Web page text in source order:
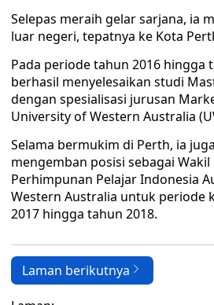
Selepas meraih gelar sarjana, ia
luar negeri, tepatnya ke Kota
Pada periode tahun 2016 hingga
berhasil menyelesaikan studi
dengan spesialisasi jurusan
University of Western Australia
Selama bermukim di Perth, ia
mengemban posisi sebagai Wakil
Perhimpunan Pelajar Indonesia
Western Australia untuk periode
2017 hingga tahun 2018.
Laman berikutnya